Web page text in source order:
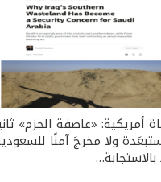
أمريكية: «عاصفة الحزم»
ولا مخرجَ آمنًا
بالاستجابة…